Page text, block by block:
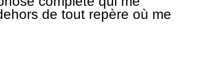
de tout repère où me